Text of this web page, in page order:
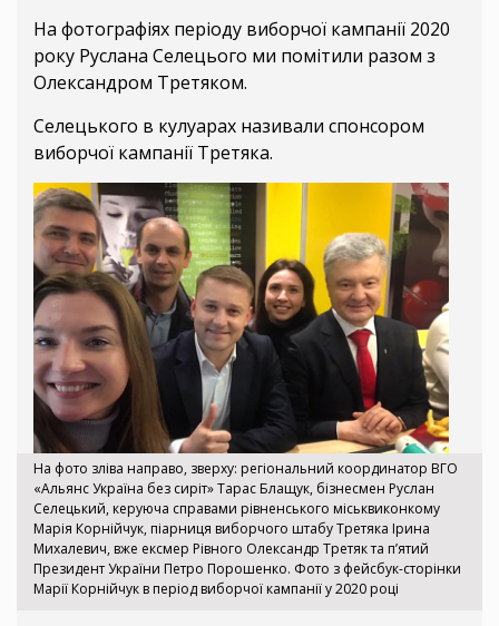
На фотографіях періоду виборчої кампанії 2020
року Руслана Селецього ми помітили разом з
Олександром Третяком.
Селецького в кулуарах називали спонсором
виборчої кампанії Третяка.
На фото зліва направо, зверху: регіональний координатор ВГО
«Альянс Україна без сиріт» Тарас Блащук, бізнесмен Руслан
Селецький, керуюча справами рівненського міськвиконкому
Марія Корнійчук, піарниця виборчого штабу Третяка Ірина
Михалевич, вже ексмер Рівного Олександр Третяк та п’ятий
Президент України Петро Порошенко. Фото з фейсбук-сторінки
Марії Корнійчук в період виборчої кампанії у 2020 році